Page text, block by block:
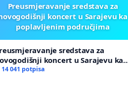
Preusmjeravanje sredstava za
koncert u Sarajevu ka
poplavljenim područjima
sredstava za
koncert u Sarajevu ka
poplavljenim područjima
14 041 potpisa